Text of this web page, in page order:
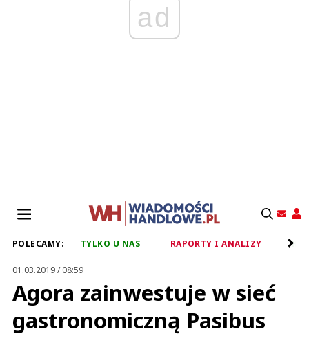
ad
POLECAMY: TYLKO U NAS RAPORTY I ANALIZY
01.03.2019 / 08:59
Agora zainwestuje w sieć
gastronomiczną Pasibus